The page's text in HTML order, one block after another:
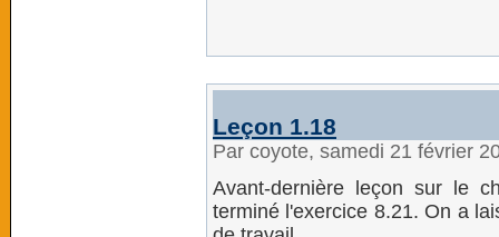
Leçon 1.18
Par coyote, samedi 21 février
Avant-dernière leçon sur le
terminé l'exercice 8.21. On a